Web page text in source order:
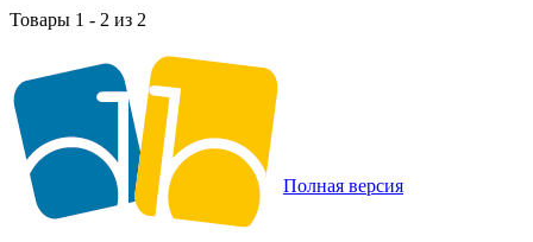
Товары 1 - 2 из 2
Полная версия